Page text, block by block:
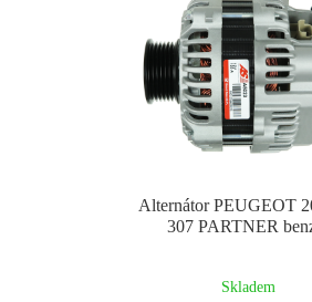
Alternátor PEUGEOT
307 PARTNER
Skladem